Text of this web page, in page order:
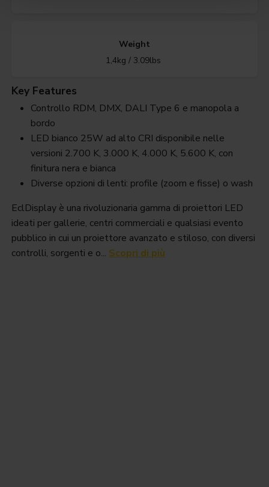
Weight
1,4kg / 3.09lbs
Key Features
Controllo RDM, DMX, DALI Type 6 e manopola a
bordo
LED bianco 25W ad alto CRI disponibile nelle
versioni 2.700 K, 3.000 K, 4.000 K, 5.600 K, con
finitura nera e bianca
Diverse opzioni di lenti: profile (zoom e fisse) o wash
EclDisplay è una rivoluzionaria gamma di proiettori LED
ideati per gallerie, centri commerciali e qualsiasi evento
pubblico in cui un proiettore avanzato e stiloso, con diversi
controlli, sorgenti e o... Scopri di più